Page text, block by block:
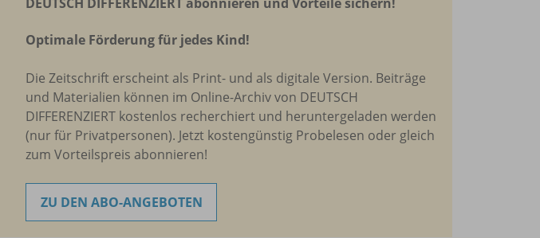
Optimale Förderung für jedes Kind!
Die Zeitschrift erscheint als Print- und als digitale Version. Beiträge
und Materialien können im Online-Archiv von DEUTSCH
DIFFERENZIERT kostenlos recherchiert und heruntergeladen werden
(nur für Privatpersonen). Jetzt kostengünstig Probelesen oder gleich
zum Vorteilspreis abonnieren!
ZU DEN ABO-ANGEBOTEN